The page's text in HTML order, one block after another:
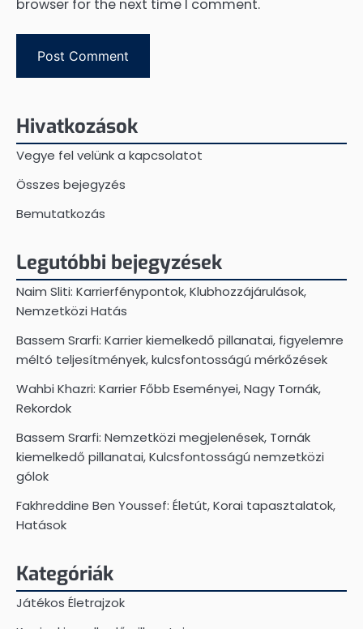
browser for the next time I comment.
Hivatkozások
Vegye fel velünk a kapcsolatot
Összes bejegyzés
Bemutatkozás
Legutóbbi bejegyzések
Naim Sliti: Karrierfénypontok, Klubhozzájárulások,
Nemzetközi Hatás
Bassem Srarfi: Karrier kiemelkedő pillanatai, figyelemre
méltó teljesítmények, kulcsfontosságú mérkőzések
Wahbi Khazri: Karrier Főbb Eseményei, Nagy Tornák,
Rekordok
Bassem Srarfi: Nemzetközi megjelenések, Tornák
kiemelkedő pillanatai, Kulcsfontosságú nemzetközi
gólok
Fakhreddine Ben Youssef: Életút, Korai tapasztalatok,
Hatások
Kategóriák
Játékos Életrajzok